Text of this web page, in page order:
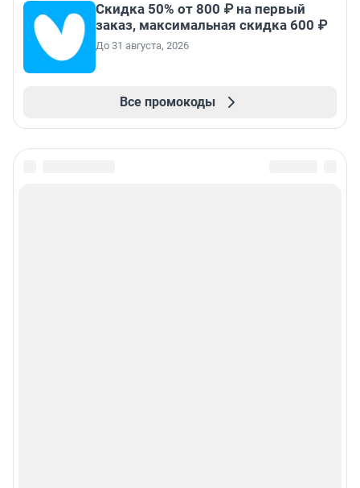
Скидка 50% от 800 ₽ на первый
заказ, максимальная скидка 600 ₽
До 31 августа, 2026
Все промокоды